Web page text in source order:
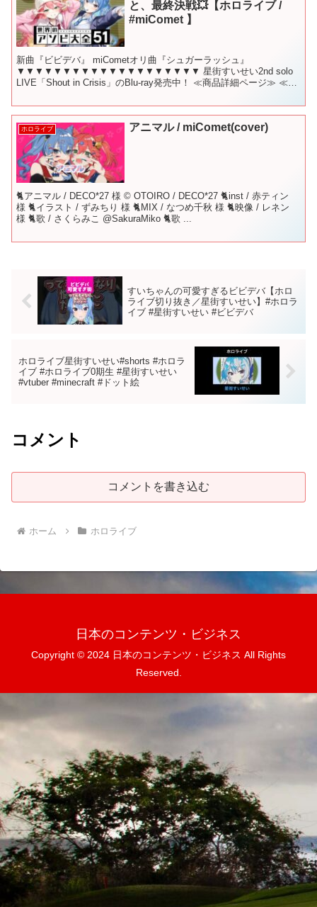
と、最終決戦💥【ホロライブ /
#miComet 】
新曲『ビビデバ』 miCometオリ曲『シュガーラッシュ』
▼▼▼▼▼▼▼▼▼▼▼▼▼▼▼▼▼▼▼▼ 星街すいせい2nd solo
LIVE「Shout in Crisis」のBlu-ray発売中！ ≪商品詳細ページ≫ ≪星
ホロライブ アニマル / miComet(cover)
🐈アニマル / DECO*27 様 © OTOIRO / DECO*27 🐈inst / 赤ティン
様 🐈イラスト / ずみちり 様 🐈MIX / なつめ千秋 様 🐈映像 / レネン
様 🐈歌 / さくらみこ @SakuraMiko 🐈歌 ...
すいちゃんの可愛すぎるビビデバ【ホロ
ライブ切り抜き／星街すいせい】#ホロラ
イブ #星街すいせい #ビビデバ
ホロライブ星街すいせい#shorts #ホロラ
イブ #ホロライブ0期生 #星街すいせい
#vtuber #minecraft #ドット絵
コメント
コメントを書き込む
ホーム ホロライブ
日本のコンテンツ・ビジネス
Copyright © 2024 日本のコンテンツ・ビジネス All Rights
Reserved.